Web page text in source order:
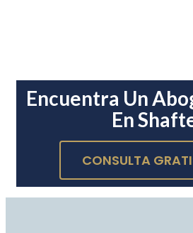
Encuentra Un
En
CONSULTA